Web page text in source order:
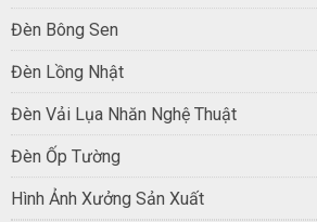
Đèn Bông Sen
Đèn Lồng Nhật
Đèn Vải Lụa Nhăn Nghệ Thuật
Đèn Ốp Tường
Hình Ảnh Xưởng Sản Xuất